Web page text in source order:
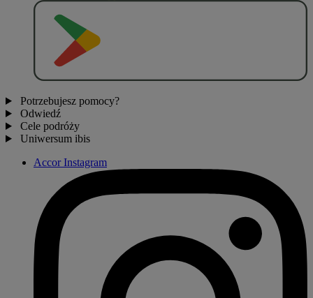
Potrzebujesz pomocy?
Odwiedź
Cele podróży
Uniwersum ibis
Accor Instagram